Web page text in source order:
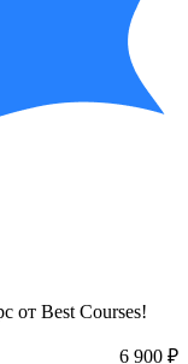
от Best Courses!
6 900 ₽